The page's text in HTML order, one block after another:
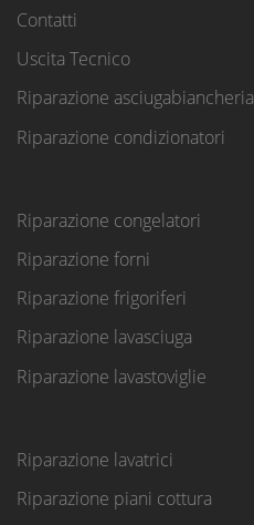
Contatti
Uscita Tecnico
Riparazione asciugabiancheria
Riparazione condizionatori
Riparazione congelatori
Riparazione forni
Riparazione frigoriferi
Riparazione lavasciuga
Riparazione lavastoviglie
Riparazione lavatrici
Riparazione piani cottura